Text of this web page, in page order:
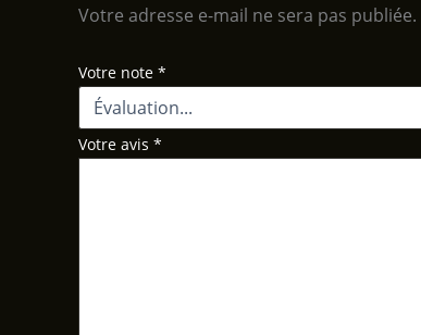
Votre adresse e-mail ne sera pas publiée.
Votre note *
Votre avis *